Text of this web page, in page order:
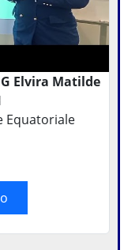
Elvira Matilde
Equatoriale